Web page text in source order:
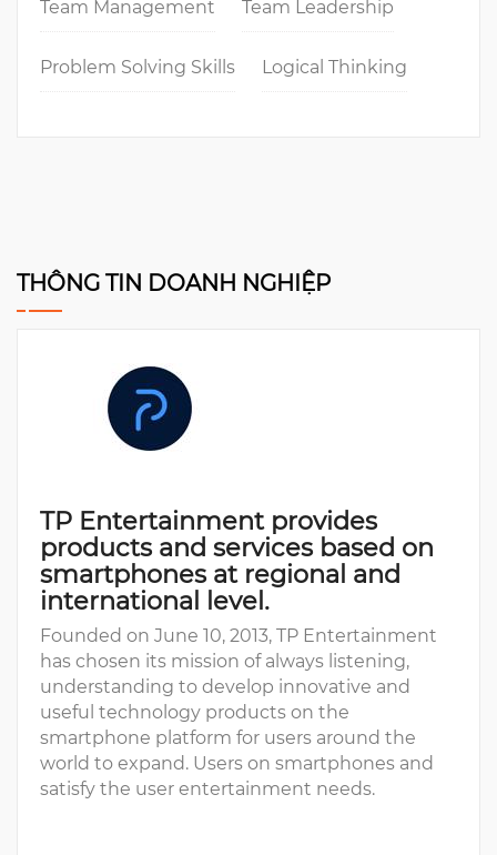
Team Management Team Leadership
Problem Solving Skills Logical Thinking
THÔNG TIN DOANH NGHIỆP
TP Entertainment provides
products and services based on
smartphones at regional and
international level.
Founded on June 10, 2013, TP Entertainment
has chosen its mission of always listening,
understanding to develop innovative and
useful technology products on the
smartphone platform for users around the
world to expand. Users on smartphones and
satisfy the user entertainment needs.